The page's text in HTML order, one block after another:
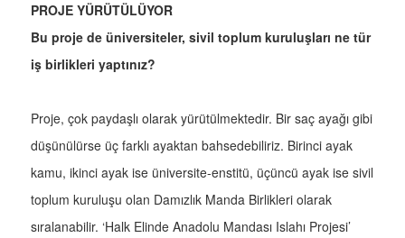
PROJE YÜRÜTÜLÜYOR
Bu proje de üniversiteler, sivil toplum kuruluşları ne tür
iş birlikleri yaptınız?
Proje, çok paydaşlı olarak yürütülmektedir. Bir saç ayağı gibi
düşünülürse üç farklı ayaktan bahsedebiliriz. Birinci ayak
kamu, ikinci ayak ise üniversite-enstitü, üçüncü ayak ise sivil
toplum kuruluşu olan Damızlık Manda Birlikleri olarak
sıralanabilir. ‘Halk Elinde Anadolu Mandası Islahı Projesi’